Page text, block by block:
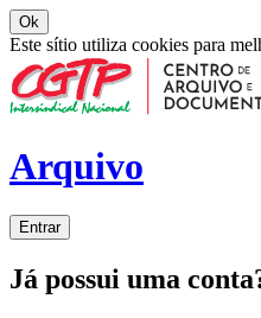
Ok
Este sítio utiliza cookies para
Arquivo
Entrar
Já possui uma